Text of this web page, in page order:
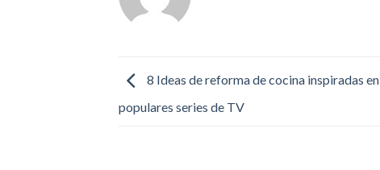
8 Ideas de reforma de cocina inspiradas en
populares series de TV